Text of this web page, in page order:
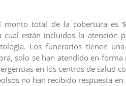
monto total de la cobertura es
están incluidos la atención
Los funerarios tienen
solo se han atendido en forma
en los centros de salud
no han recibido respuesta